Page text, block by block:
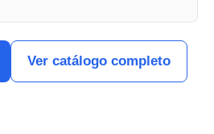
Ver catálogo completo